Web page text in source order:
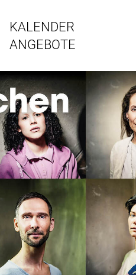
KALENDER
ANGEBOTE